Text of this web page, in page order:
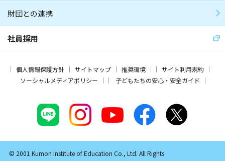
財団との連携
社員採用
個人情報保護方針 サイトマップ 推奨環境
サイト利用規約
ソーシャルメディアポリシー
子どもたちの安心・安全ガイド
© 2001 Kumon Institute of Education Co., Ltd. All Rights